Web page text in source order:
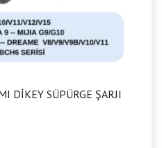
DİKEY SÜPÜRGE ŞARJI